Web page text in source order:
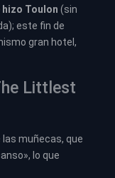
Toulon (sin
este fin de
gran hotel,
Littlest
muñecas, que
lo que